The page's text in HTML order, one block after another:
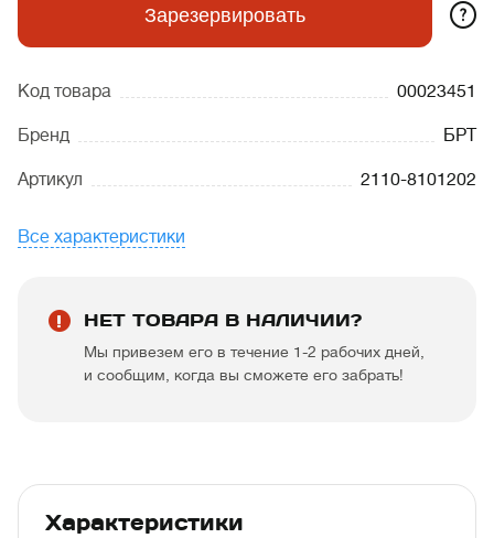
Зарезервировать ?
Код товара 00023451
Бренд БРТ
Артикул 2110-8101202
Все характеристики
НЕТ ТОВАРА В НАЛИЧИИ?
Мы привезем его в течение 1-2 рабочих дней,
и сообщим, когда вы сможете его забрать!
Характеристики